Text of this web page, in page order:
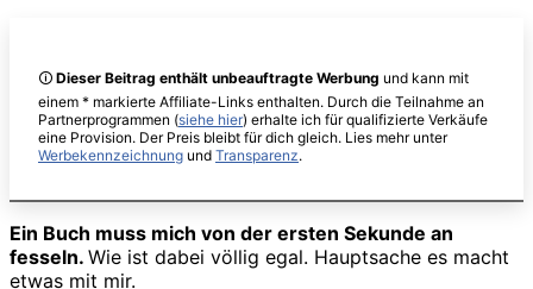
🛈 Dieser Beitrag enthält unbeauftragte Werbung und kann mit
einem * markierte Affiliate-Links enthalten. Durch die Teilnahme an
Partnerprogrammen (siehe hier) erhalte ich für qualifizierte Verkäufe
eine Provision. Der Preis bleibt für dich gleich. Lies mehr unter
Werbekennzeichnung und Transparenz.
Ein Buch muss mich von der ersten Sekunde an
fesseln. Wie ist dabei völlig egal. Hauptsache es macht
etwas mit mir.